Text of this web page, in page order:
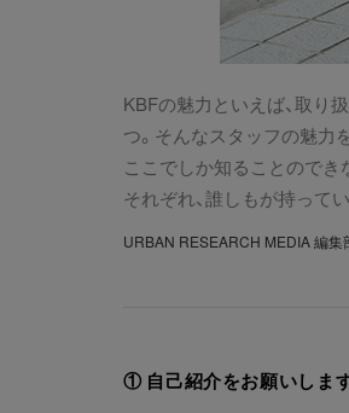
KBFの魅力といえば、取り
つ。そんなスタッフの魅力
ここでしか知ることのでき
それぞれ、誰しもが持って
URBAN RESEARCH MEDIA 編集
① 自己紹介をお願いします